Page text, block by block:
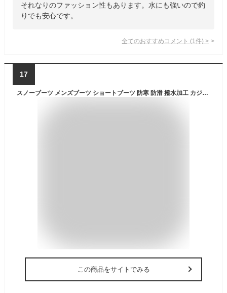
それなりのファッション性もあります。水にも強いので釣
りでも安心です。
全てのおすすめコメント (1 件) >
17
スノーブーツ メンズブーツ ショートブーツ 防寒 防滑 撥水加工 カジュアル 雪靴 ブラック ブラウン マーティンブーツ 裏起毛 保温 履き心地いい シューズ 冬用 軽量 釣り 登山 アウトドア 作業 男性
この商品をサイトでみる